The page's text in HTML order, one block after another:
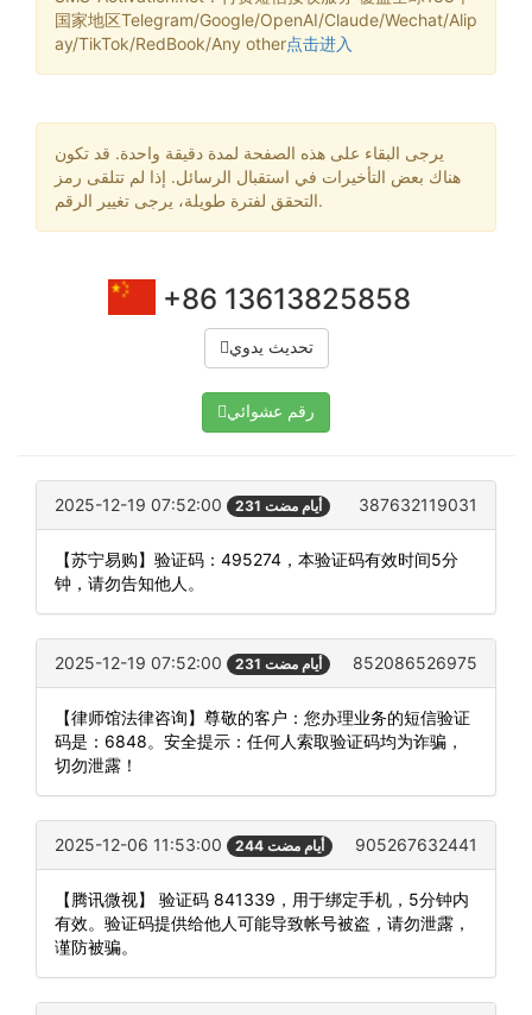
国家地区Telegram/Google/OpenAI/Claude/Wechat/Alip
ay/TikTok/RedBook/Any other点击进入
يرجى البقاء على هذه الصفحة لمدة دقيقة واحدة. قد تكون
هناك بعض التأخيرات في استقبال الرسائل. إذا لم تتلقى رمز
التحقق لفترة طويلة، يرجى تغيير الرقم.
+86 13613825858
تحديث يدوي
رقم عشوائي
2025-12-19 07:52:00 231 أيام مضت 387632119031
【苏宁易购】验证码：495274，本验证码有效时间5分
钟，请勿告知他人。
2025-12-19 07:52:00 231 أيام مضت 852086526975
【律师馆法律咨询】尊敬的客户：您办理业务的短信验证
码是：6848。安全提示：任何人索取验证码均为诈骗，
切勿泄露！
2025-12-06 11:53:00 244 أيام مضت 905267632441
【腾讯微视】 验证码 841339，用于绑定手机，5分钟内
有效。验证码提供给他人可能导致帐号被盗，请勿泄露，
谨防被骗。